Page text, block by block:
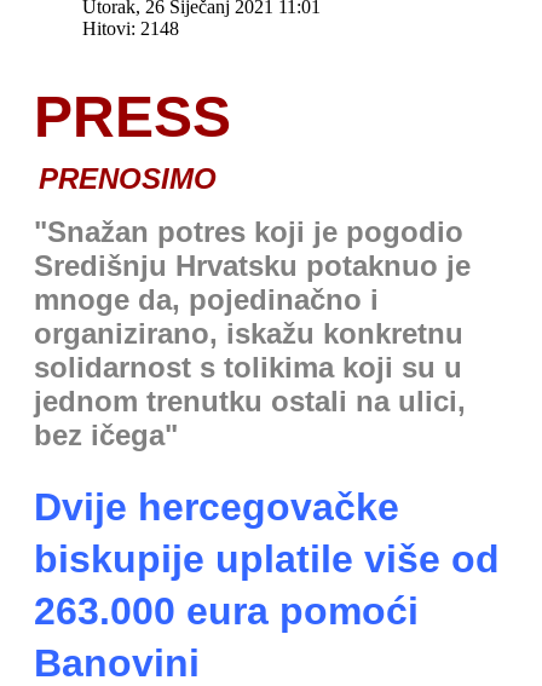
Utorak, 26 Siječanj 2021 11:01
Hitovi: 2148
PRESS
PRENOSIMO
"Snažan potres koji je pogodio
Središnju Hrvatsku potaknuo je
mnoge da, pojedinačno i
organizirano, iskažu konkretnu
solidarnost s tolikima koji su u
jednom trenutku ostali na ulici,
bez ičega"
Dvije hercegovačke
biskupije uplatile više od
263.000 eura pomoći
Banovini